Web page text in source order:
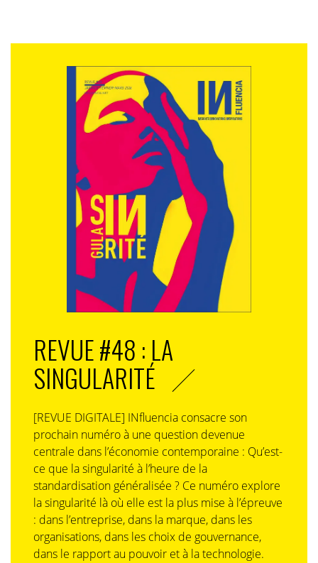
REVUE #48 : LA
SINGULARITÉ
[REVUE DIGITALE] INfluencia consacre son
prochain numéro à une question devenue
centrale dans l’économie contemporaine : Qu’est-
ce que la singularité à l’heure de la
standardisation généralisée ? Ce numéro explore
la singularité là où elle est la plus mise à l’épreuve
: dans l’entreprise, dans la marque, dans les
organisations, dans les choix de gouvernance,
dans le rapport au pouvoir et à la technologie.